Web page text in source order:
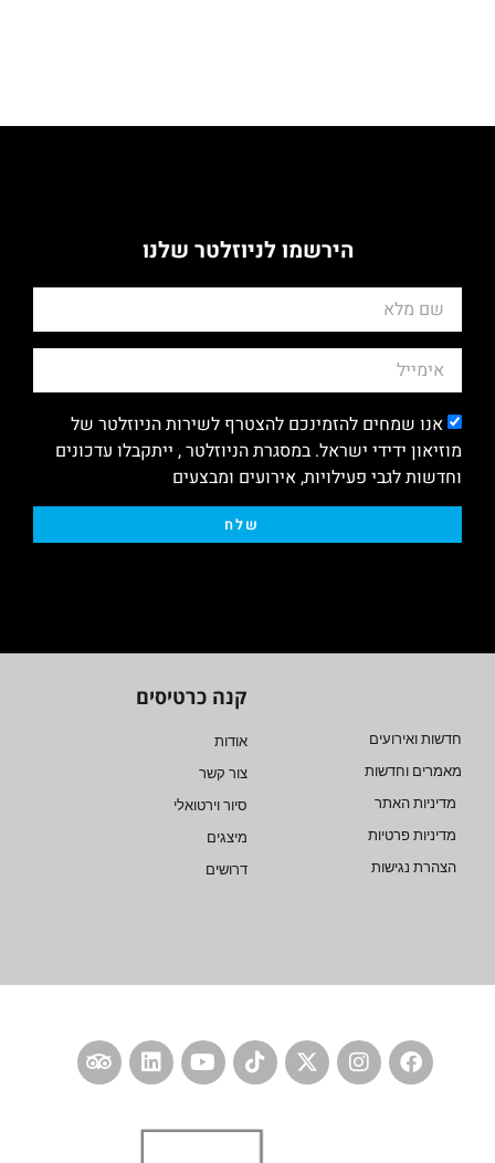
הירשמו לניוזלטר שלנו
אנו שמחים להזמינכם להצטרף לשירות הניוזלטר של
מוזיאון ידידי ישראל. במסגרת הניוזלטר , ייתקבלו עדכונים
וחדשות לגבי פעילויות, אירועים ומבצעים
שלח
חדשות ואירועים
מאמרים וחדשות
מדיניות האתר
מדיניות פרטיות
הצהרת נגישות
קנה כרטיסים
אודות
צור קשר
סיור וירטואלי
מיצגים
דרושים